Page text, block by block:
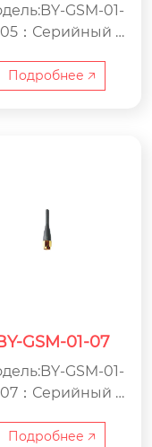
GSM-01-
：Серийный н
BY：ООО Цзя
Beyondoor по п
Подробнее 🡥
GSM-01-07
GSM-01-
：Серийный н
BY：ООО Цзя
Подробнее 🡥